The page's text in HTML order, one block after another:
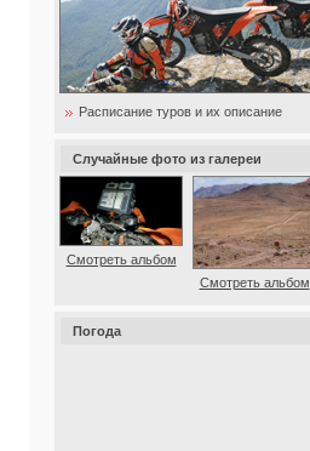
Расписание туров и их описание
Случайные фото из галереи
Смотреть альбом
Смотреть альбом
Погода